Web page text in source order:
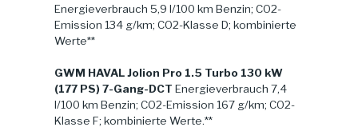
Energieverbrauch 5,9 l/100 km Benzin; CO2-
Emission 134 g/km; CO2-Klasse D; kombinierte
Werte**
GWM HAVAL Jolion Pro 1.5 Turbo 130 kW
(177 PS) 7-Gang-DCT Energieverbrauch 7,4
l/100 km Benzin; CO2-Emission 167 g/km; CO2-
Klasse F; kombinierte Werte.**